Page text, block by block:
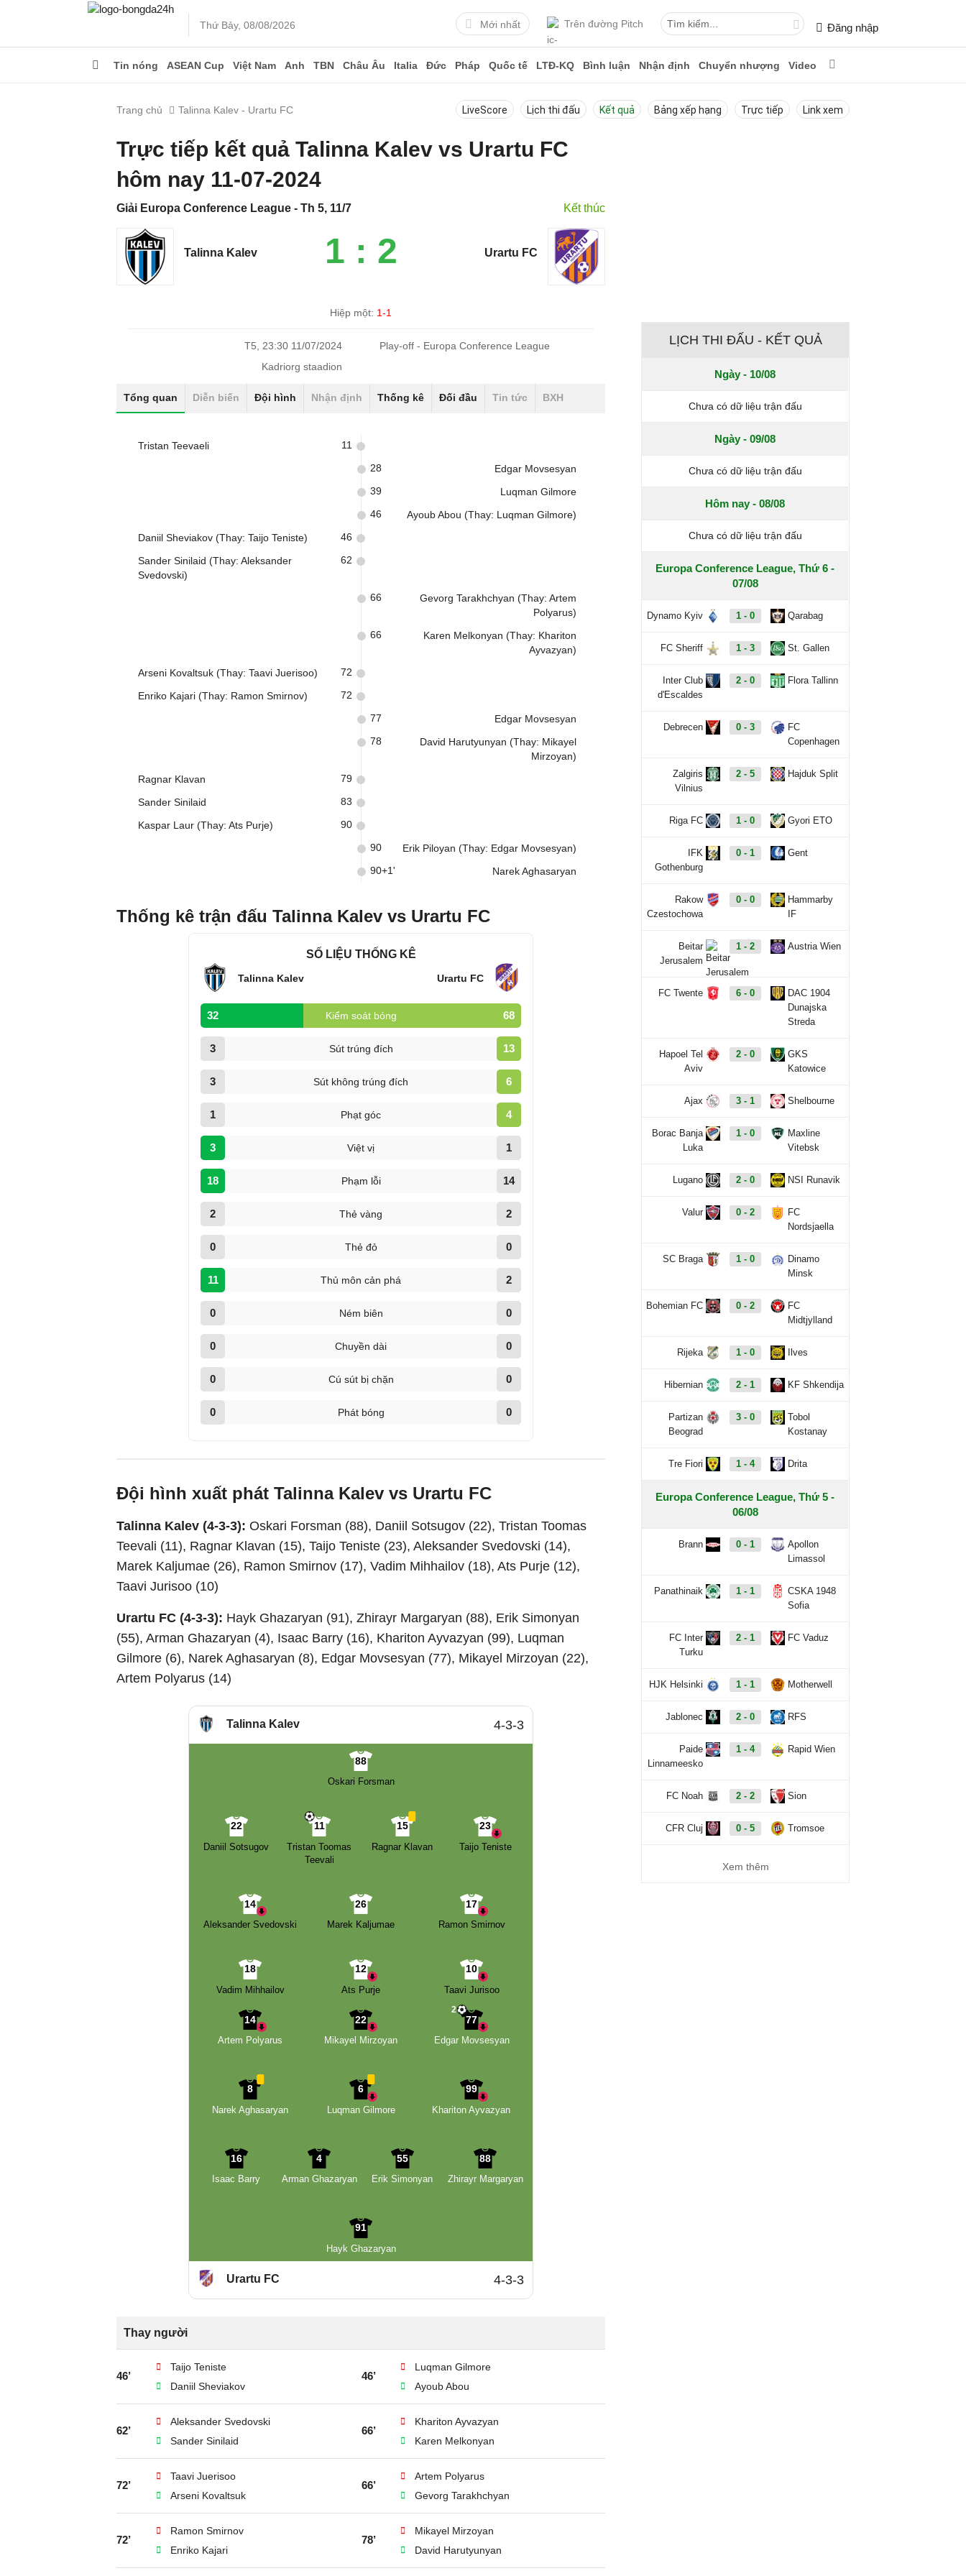
Thứ Bảy, 08/08/2026 Mới nhất Trên đường Pitch Đăng nhập
Tin nóng ASEAN Cup Việt Nam Anh TBN Châu Âu Italia Đức Pháp Quốc tế LTĐ-KQ Bình luận Nhận định Chuyển nhượng Video
Trang chủ Talinna Kalev - Urartu FC LiveScore Lịch thi đấu Kết quả Bảng xếp hạng Trực tiếp Link xem
Trực tiếp kết quả Talinna Kalev vs Urartu FC
hôm nay 11-07-2024
Giải Europa Conference League - Th 5, 11/7 Kết thúc
Talinna Kalev 1 : 2 Urartu FC
Hiệp một: 1-1
T5, 23:30 11/07/2024
Play-off - Europa Conference League
Kadriorg staadion
Tổng quan Diễn biến Đội hình Nhận định Thống kê Đối đầu Tin tức BXH
Tristan Teevaeli 11
Edgar Movsesyan
28
Luqman Gilmore
39
Ayoub Abou (Thay: Luqman Gilmore)
46
Daniil Sheviakov (Thay: Taijo Teniste) 46
Sander Sinilaid (Thay: Aleksander
Svedovski)
62
Gevorg Tarakhchyan (Thay: Artem
Polyarus)
66
Karen Melkonyan (Thay: Khariton
Ayvazyan)
66
Arseni Kovaltsuk (Thay: Taavi Juerisoo) 72
Enriko Kajari (Thay: Ramon Smirnov) 72
Edgar Movsesyan
77
David Harutyunyan (Thay: Mikayel
Mirzoyan)
78
Ragnar Klavan 79
Sander Sinilaid 83
Kaspar Laur (Thay: Ats Purje) 90
Erik Piloyan (Thay: Edgar Movsesyan)
90
Narek Aghasaryan
90+1'
Thống kê trận đấu Talinna Kalev vs Urartu FC
SỐ LIỆU THỐNG KÊ
Talinna Kalev Urartu FC
32 Kiểm soát bóng 68
3 Sút trúng đích 13
3 Sút không trúng đích 6
1 Phạt góc 4
3 Việt vị 1
18 Phạm lỗi 14
2 Thẻ vàng 2
0 Thẻ đỏ 0
11 Thủ môn cản phá 2
0 Ném biên 0
0 Chuyền dài 0
0 Cú sút bị chặn 0
0 Phát bóng 0
Đội hình xuất phát Talinna Kalev vs Urartu FC
Talinna Kalev (4-3-3): Oskari Forsman (88), Daniil Sotsugov (22), Tristan Toomas
Teevali (11), Ragnar Klavan (15), Taijo Teniste (23), Aleksander Svedovski (14),
Marek Kaljumae (26), Ramon Smirnov (17), Vadim Mihhailov (18), Ats Purje (12),
Taavi Jurisoo (10)
Urartu FC (4-3-3): Hayk Ghazaryan (91), Zhirayr Margaryan (88), Erik Simonyan
(55), Arman Ghazaryan (4), Isaac Barry (16), Khariton Ayvazyan (99), Luqman
Gilmore (6), Narek Aghasaryan (8), Edgar Movsesyan (77), Mikayel Mirzoyan (22),
Artem Polyarus (14)
Talinna Kalev 4-3-3
88
Oskari Forsman
22
Daniil Sotsugov
11
Tristan Toomas
Teevali
15
Ragnar Klavan
23
Taijo Teniste
14
Aleksander Svedovski
26
Marek Kaljumae
17
Ramon Smirnov
18
Vadim Mihhailov
12
Ats Purje
10
Taavi Jurisoo
14
Artem Polyarus
22
Mikayel Mirzoyan
77
2
Edgar Movsesyan
8
Narek Aghasaryan
6
Luqman Gilmore
99
Khariton Ayvazyan
16
Isaac Barry
4
Arman Ghazaryan
55
Erik Simonyan
88
Zhirayr Margaryan
91
Hayk Ghazaryan
Urartu FC 4-3-3
Thay người
46’
Taijo Teniste
Daniil Sheviakov
46’
Luqman Gilmore
Ayoub Abou
62’
Aleksander Svedovski
Sander Sinilaid
66’
Khariton Ayvazyan
Karen Melkonyan
72’
Taavi Juerisoo
Arseni Kovaltsuk
66’
Artem Polyarus
Gevorg Tarakhchyan
72’
Ramon Smirnov
Enriko Kajari
78’
Mikayel Mirzoyan
David Harutyunyan
LỊCH THI ĐẤU - KẾT QUẢ
Ngày - 10/08
Chưa có dữ liệu trận đấu
Ngày - 09/08
Chưa có dữ liệu trận đấu
Hôm nay - 08/08
Chưa có dữ liệu trận đấu
Europa Conference League, Thứ 6 -
07/08
Dynamo Kyiv 1 - 0 Qarabag
FC Sheriff 1 - 3 St. Gallen
Inter Club
d'Escaldes
2 - 0 Flora Tallinn
Debrecen 0 - 3
FC
Copenhagen
Zalgiris
Vilnius
2 - 5 Hajduk Split
Riga FC 1 - 0 Gyori ETO
IFK
Gothenburg
0 - 1 Gent
Rakow
Czestochowa
0 - 0
Hammarby
IF
Beitar
Jerusalem
1 - 2 Austria Wien
FC Twente 6 - 0
DAC 1904
Dunajska
Streda
Hapoel Tel
Aviv
2 - 0
GKS
Katowice
Ajax 3 - 1 Shelbourne
Borac Banja
Luka
1 - 0
Maxline
Vitebsk
Lugano 2 - 0 NSI Runavik
Valur 0 - 2
FC
Nordsjaella
SC Braga 1 - 0
Dinamo
Minsk
Bohemian FC 0 - 2
FC
Midtjylland
Rijeka 1 - 0 Ilves
Hibernian 2 - 1 KF Shkendija
Partizan
Beograd
3 - 0
Tobol
Kostanay
Tre Fiori 1 - 4 Drita
Europa Conference League, Thứ 5 -
06/08
Brann 0 - 1
Apollon
Limassol
Panathinaik 1 - 1
CSKA 1948
Sofia
FC Inter
Turku
2 - 1 FC Vaduz
HJK Helsinki 1 - 1 Motherwell
Jablonec 2 - 0 RFS
Paide
Linnameesko
1 - 4 Rapid Wien
FC Noah 2 - 2 Sion
CFR Cluj 0 - 5 Tromsoe
Xem thêm